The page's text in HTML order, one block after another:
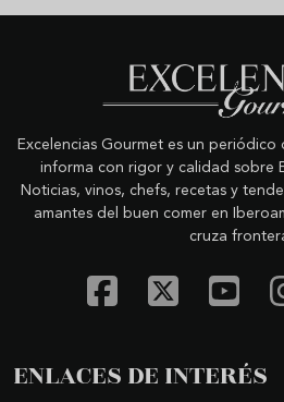
Excelencias Gourmet es un
informa con rigor y calidad sobre
Noticias, vinos, chefs, recetas y
amantes del buen comer en
cruza
ENLACES DE INTERÉS